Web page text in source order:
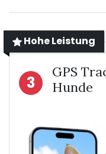
Hohe Leistung
3
GPS
Hunde